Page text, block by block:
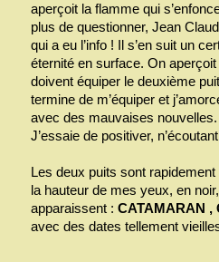
aperçoit la flamme qui
plus de questionner, Jean
qui a eu l’info ! Il s’en suit un
éternité en surface. On
doivent équiper le deuxième
termine de m’équiper et
avec des mauvaises
J’essaie de positiver,
Les deux puits sont
la hauteur de mes yeux, en
apparaissent : CATAMARAN ,
avec des dates tellement